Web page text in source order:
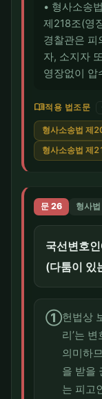
• 형사소송
제218조(영
경찰관은 피
자, 소지자
영장없이 압
menu_book적용 법조문
형사소송법 제
형사소송법 제
문 26 형사법
국선변호
(다툼이 있
①헌법상
리’는
의미하
을 받을
는 피고